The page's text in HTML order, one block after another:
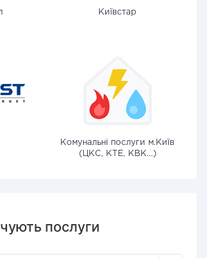
Київстар
Комунальні послуги м.Київ
(ЦКС, КТЕ, КВК...)
послуги